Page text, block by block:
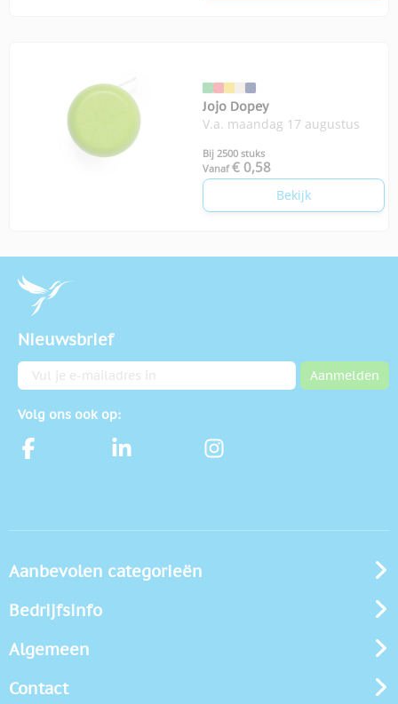
Jojo Dopey
V.a. maandag 17 augustus
Bij 2500 stuks
Vanaf € 0,58
Bekijk
Nieuwsbrief
E-mailadres Aanmelden
Volg ons ook op:
Aanbevolen categorieën
Bedrijfsinfo
Algemeen
Contact